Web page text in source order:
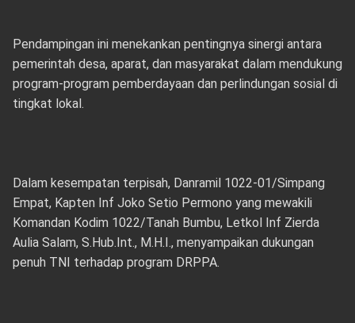
Pendampingan ini menekankan pentingnya sinergi antara
pemerintah desa, aparat, dan masyarakat dalam mendukung
program-program pemberdayaan dan perlindungan sosial di
tingkat lokal.
Dalam kesempatan terpisah, Danramil 1022-01/Simpang
Empat, Kapten Inf Joko Setio Permono yang mewakili
Komandan Kodim 1022/Tanah Bumbu, Letkol Inf Zierda
Aulia Salam, S.Hub.Int., M.H.I., menyampaikan dukungan
penuh TNI terhadap program DRPPA.